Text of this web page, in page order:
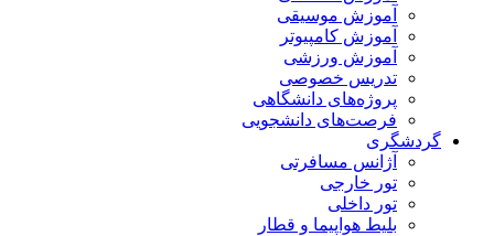
آموزش موسیقی
آموزش کامپیوتر
آموزش ورزشی
تدریس خصوصی
پروژه‌های دانشگاهی
فرصت‌های دانشجویی
گردشگری
آژانس مسافرتی
تور خارجی
تور داخلی
بلیط هواپیما و قطار